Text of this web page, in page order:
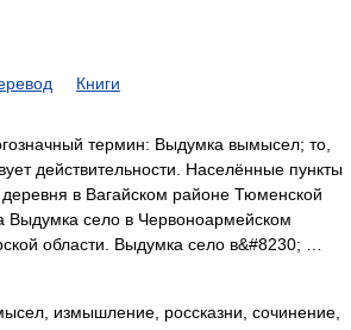
Книги
термин: Выдумка вымысел; то,
действительности. Населённые пункты
в Вагайском районе Тюменской
Выдумка село в Червоноармейском
области. Выдумка село в&#8230; …
измышление, россказни, сочинение,